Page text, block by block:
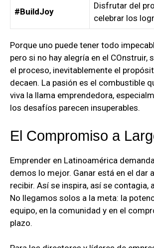
#BuildJoy
Disfrutar del
celebrar los
Porque uno puede tener todo
pero si no hay alegría en el COnstruir,
el proceso, inevitablemente el
decaen. La pasión es el combustible
viva la llama emprendedora,
los desafíos parecen insuperables.
El Compromiso a
Emprender en Latinoamérica
demos lo mejor. Ganar está en el dar
recibir. Así se inspira, así se contagia,
No llegamos solos a la meta: la
equipo, en la comunidad y en el
plazo.